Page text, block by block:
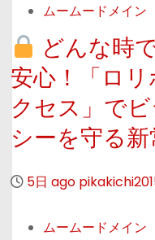
d
i
n
g
ムームードメイン
どんな時
安心！「ロ
クセス」で
シーを守る新
5日 ago
ムームードメイン